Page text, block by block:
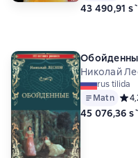
43 490,91
Николай
rus tilida
Matn
45 076,36